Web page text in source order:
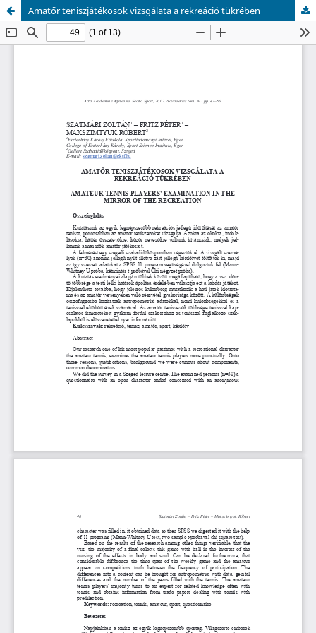
Amatőr teniszjátékosok vizsgálata a rekreáció tükrében